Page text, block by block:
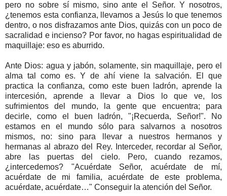
pero no sobre sí mismo, sino ante el Señor. Y nosotros,
¿tenemos esta confianza, llevamos a Jesús lo que tenemos
dentro, o nos disfrazamos ante Dios, quizás con un poco de
sacralidad e incienso? Por favor, no hagas espiritualidad de
maquillaje: eso es aburrido.
Ante Dios: agua y jabón, solamente, sin maquillaje, pero el
alma tal como es. Y de ahí viene la salvación. El que
practica la confianza, como este buen ladrón, aprende la
intercesión, aprende a llevar a Dios lo que ve, los
sufrimientos del mundo, la gente que encuentra; para
decirle, como el buen ladrón, "¡Recuerda, Señor!". No
estamos en el mundo sólo para salvarnos a nosotros
mismos, no: sino para llevar a nuestros hermanos y
hermanas al abrazo del Rey. Interceder, recordar al Señor,
abre las puertas del cielo. Pero, cuando rezamos,
¿intercedemos? "Acuérdate Señor, acuérdate de mí,
acuérdate de mi familia, acuérdate de este problema,
acuérdate, acuérdate…" Conseguir la atención del Señor.